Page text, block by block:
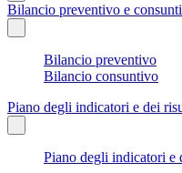
Bilancio preventivo e
Bilancio preventivo
Bilancio consuntivo
Piano degli indicatori e dei
Piano degli indicatori e